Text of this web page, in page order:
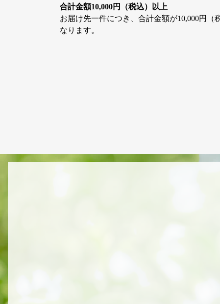
合計金額10,000円（税込）以上
お届け先一件につき、合計金額が10,000円（
なります。